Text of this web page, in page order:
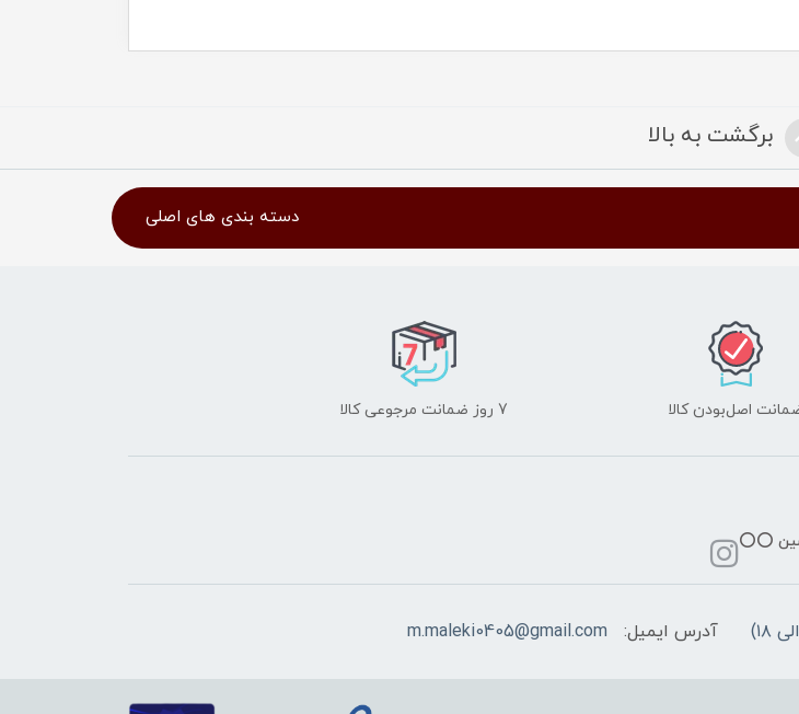
برگشت به بالا
دسته بندی های اصلی
اصل‌بودن کالا 7 روز ضمانت مرجوعی کالا
⭕️⭕️
آدرس ایمیل: m.maleki0405@gmail.com